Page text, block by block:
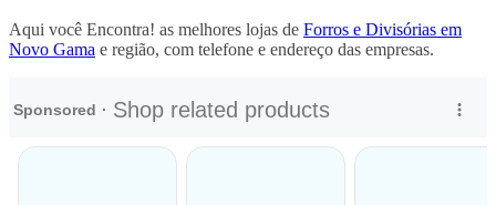
Aqui você Encontra! as melhores lojas de Forros e Divisórias em
Novo Gama e região, com telefone e endereço das empresas.